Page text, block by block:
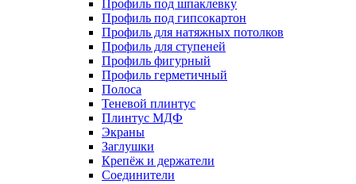
Профиль под шпаклевку
Профиль под гипсокартон
Профиль для натяжных потолков
Профиль для ступеней
Профиль фигурный
Профиль герметичный
Полоса
Теневой плинтус
Плинтус МДФ
Экраны
Заглушки
Крепёж и держатели
Соединители